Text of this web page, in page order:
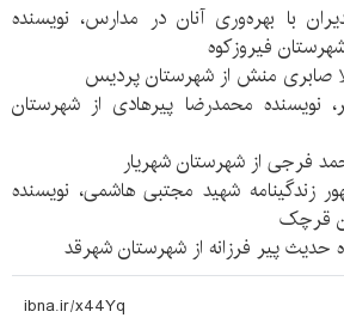
با بهره‌وری آنان در مدارس، نویسنده
فیروزکوه
صابری منش از شهرستان پردیس
محمدرضا پیرهادی از شهرستان
فرجی از شهرستان شهریار
زندگینامه شهید مجتبی هاشمی، نویسنده
قرچک
حدیث پیر فرزانه از شهرستان شهرقد